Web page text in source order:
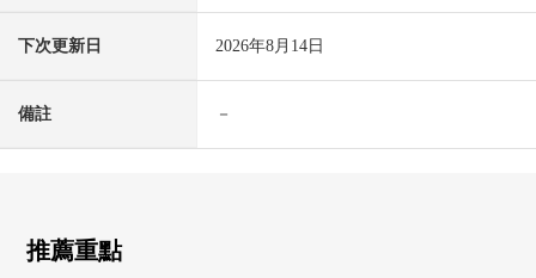
下次更新日 2026年8月14日
備註 －
推薦重點